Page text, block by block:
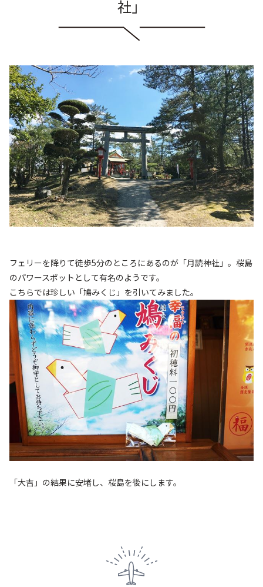
社」
フェリーを降りて徒歩5分のところにあるのが「月読神社」。桜島
のパワースポットとして有名のようです。
こちらでは珍しい「鳩みくじ」を引いてみました。
「大吉」の結果に安堵し、桜島を後にします。